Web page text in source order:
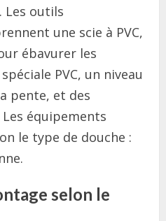
Les outils
une scie à PVC,
ébavurer les
PVC, un niveau
pente, et des
équipements
le type de douche :
selon le